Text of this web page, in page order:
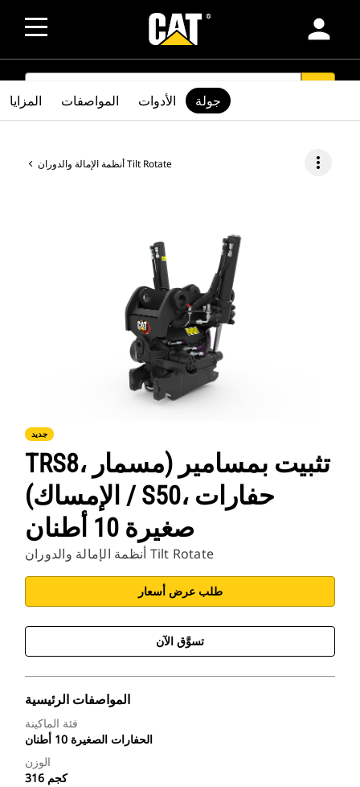
person
SEARCH
أنظمة الإمالة والدوران Tilt Rotate more_vert
جديد
TRS8، تثبيت بمسامير (مسمار
الإمساك) / S50، حفارات
صغيرة 10 أطنان
أنظمة الإمالة والدوران Tilt Rotate
طلب عرض أسعار
تسوَّق الآن
المواصفات الرئيسية
فئة الماكينة
الحفارات الصغيرة 10 أطنان
الوزن
316 كجم
المزايا المواصفات الأدوات جولة